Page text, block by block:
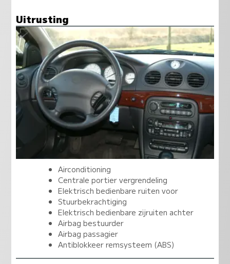
Uitrusting
Airconditioning
Centrale portier vergrendeling
Elektrisch bedienbare ruiten voor
Stuurbekrachtiging
Elektrisch bedienbare zijruiten achter
Airbag bestuurder
Airbag passagier
Antiblokkeer remsysteem (ABS)